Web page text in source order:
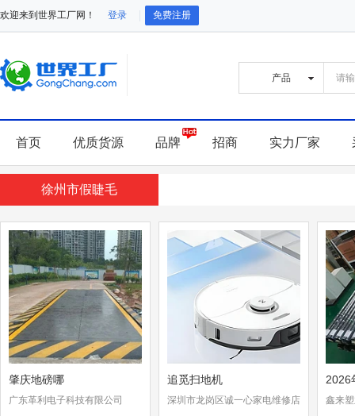
欢迎来到世界工厂网！ 登录 免费注册
首页 优质货源 品牌 招商 实力厂家
徐州市假睫毛
肇庆地磅哪
广东革利电子科技有限公司
追觅扫地机
深圳市龙岗区诚一心家电维修店
2026
鑫来